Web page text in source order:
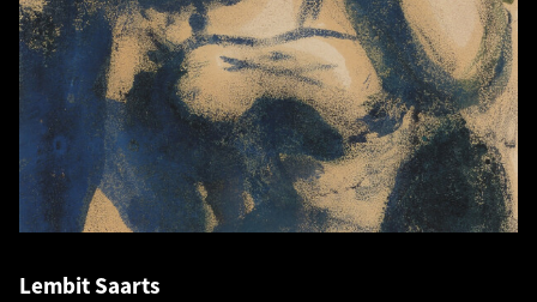
Lembit Saarts